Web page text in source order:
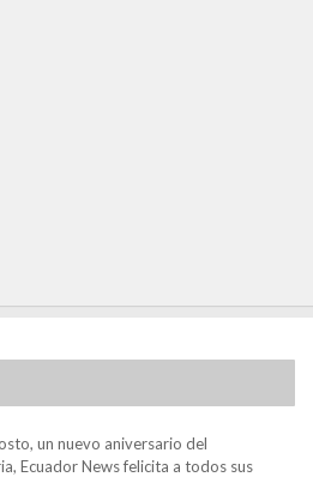
un nuevo aniversario del
Ecuador News felicita a todos sus